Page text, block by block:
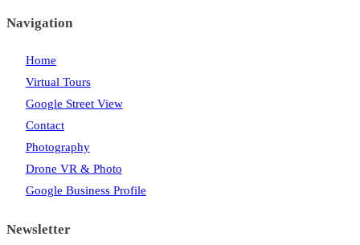
Navigation
Home
Virtual Tours
Google Street View
Contact
Photography
Drone VR & Photo
Google Business Profile
Newsletter